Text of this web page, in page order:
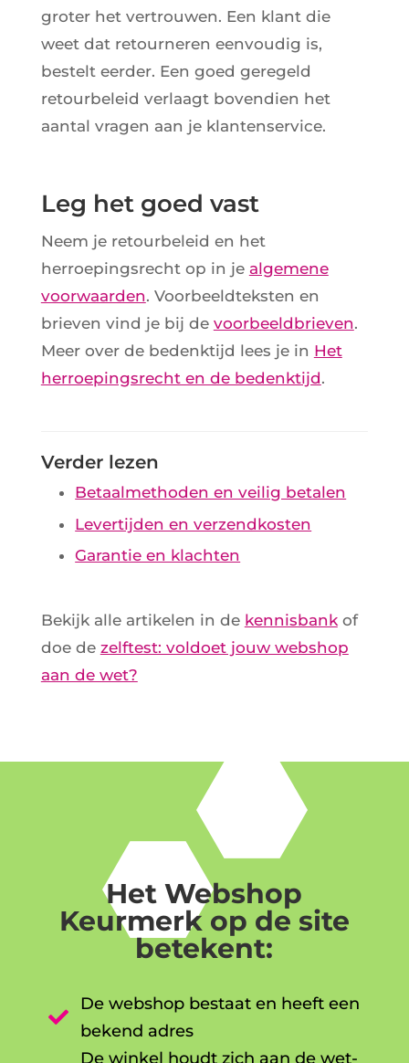
groter het vertrouwen. Een klant die
weet dat retourneren eenvoudig is,
bestelt eerder. Een goed geregeld
retourbeleid verlaagt bovendien het
aantal vragen aan je klantenservice.
Leg het goed vast
Neem je retourbeleid en het
herroepingsrecht op in je algemene
voorwaarden. Voorbeeldteksten en
brieven vind je bij de voorbeeldbrieven.
Meer over de bedenktijd lees je in Het
herroepingsrecht en de bedenktijd.
Verder lezen
Betaalmethoden en veilig betalen
Levertijden en verzendkosten
Garantie en klachten
Bekijk alle artikelen in de kennisbankof
doe de zelftest: voldoet jouw webshop
aan de wet?
Het Webshop
Keurmerk op de site
betekent:

De webshop bestaat en heeft een
bekend adres
De winkel houdt zich aan de wet-